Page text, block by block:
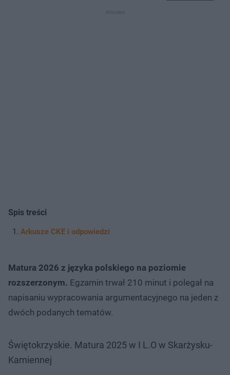
Spis treści
Arkusze CKE i odpowiedzi
Matura 2026 z języka polskiego na poziomie
rozszerzonym. Egzamin trwał 210 minut i polegał na
napisaniu wypracowania argumentacyjnego na jeden z
dwóch podanych tematów.
Świętokrzyskie. Matura 2025 w I L.O w Skarżysku-
Kamiennej